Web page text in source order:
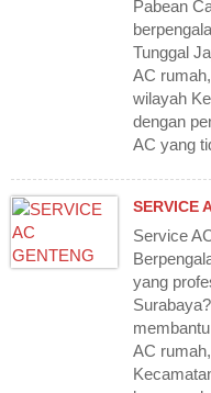
Pabean
Tunggal
AC
wilayah
dengan
AC yang
SERVICE
Service
yang
AC